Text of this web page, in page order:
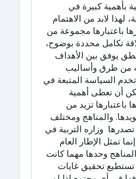
بأهمية كبيرة في
لهذا لابد من الاهتمام
باعتبارها مجموعة من
تكامل محددة بوضوح،
يوفق بين الأهداف
من طرق وأساليب
تخدم السياسة المتبعة في
أن تعطى أهمية
باعتبارها تزيد من
. والمناهج ومختلف
تصدرها وزاره التربية في
إنما تمثل الإطار العام
وحدها مهما كانت
تستطيع تحقيق غايات